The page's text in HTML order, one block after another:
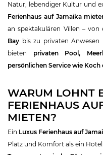
Natur, lebendiger Kultur und
Ferienhaus auf Jamaika
an spektakulären Villen – von
Bay bis zu privaten
bieten privaten Pool,
persönlichen Service wie
WARUM LOHNT
FERIENHAUS
MIETEN?
Ein Luxus Ferienhaus auf
Platz und Komfort als ein